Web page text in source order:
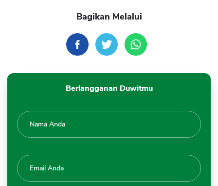
Bagikan Melalui
Berlangganan Duwitmu